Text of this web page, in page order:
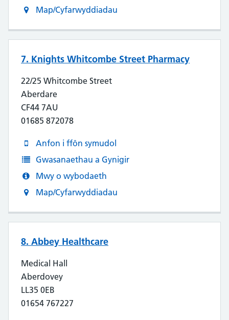
Map/Cyfarwyddiadau
7. Knights Whitcombe Street Pharmacy
22/25 Whitcombe Street
Aberdare
CF44 7AU
01685 872078
Anfon i ffôn symudol
Gwasanaethau a Gynigir
Mwy o wybodaeth
Map/Cyfarwyddiadau
8. Abbey Healthcare
Medical Hall
Aberdovey
LL35 0EB
01654 767227